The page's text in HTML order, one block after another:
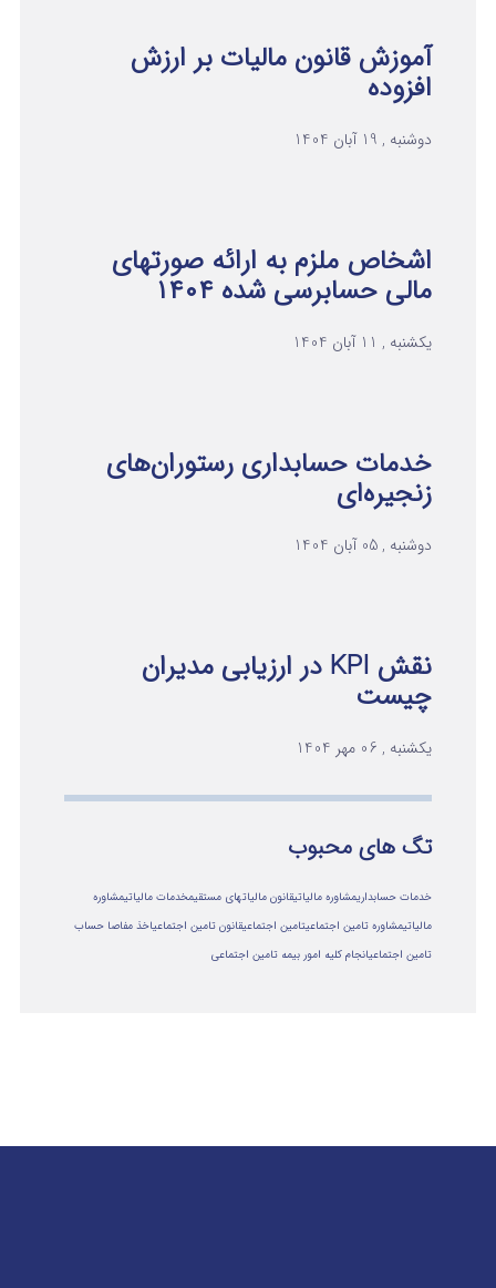
آموزش قانون مالیات بر ارزش
افزوده
دوشنبه , 19 آبان 1404
اشخاص ملزم به ارائه صورتهای
مالی حسابرسی شده ۱۴۰۴
یکشنبه , 11 آبان 1404
خدمات حسابداری رستوران‌های
زنجیره‌ای
دوشنبه , 05 آبان 1404
نقش KPI در ارزیابی مدیران
چیست
یکشنبه , 06 مهر 1404
تگ های محبوب
خدمات حسابداریمشاوره مالیاتیقانون مالیاتهای مستقیمخدمات مالیاتیمشاوره
مالياتيمشاوره تامین اجتماعیتامین اجتماعیقانون تامین اجتماعیاخذ مفاصا حساب
تامین اجتماعیانجام کلیه امور بیمه تامین اجتماعی